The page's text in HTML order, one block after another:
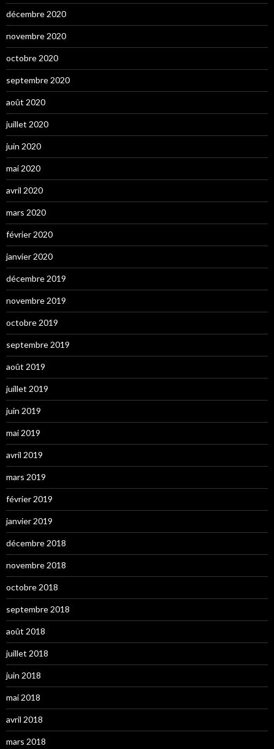
décembre 2020
novembre 2020
octobre 2020
septembre 2020
août 2020
juillet 2020
juin 2020
mai 2020
avril 2020
mars 2020
février 2020
janvier 2020
décembre 2019
novembre 2019
octobre 2019
septembre 2019
août 2019
juillet 2019
juin 2019
mai 2019
avril 2019
mars 2019
février 2019
janvier 2019
décembre 2018
novembre 2018
octobre 2018
septembre 2018
août 2018
juillet 2018
juin 2018
mai 2018
avril 2018
mars 2018